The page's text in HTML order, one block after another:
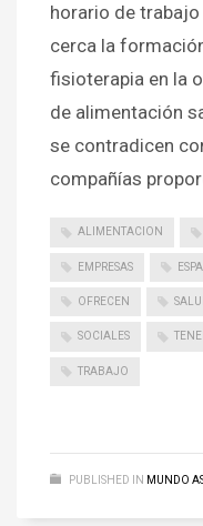
horario de
cerca la
fisioterapia en la
de alimentación
se contradicen
compañías
ALIMENTACION
EMPRESAS
OFRECEN
SOCIALES
TRABAJO
PUBLISHED IN MUNDO